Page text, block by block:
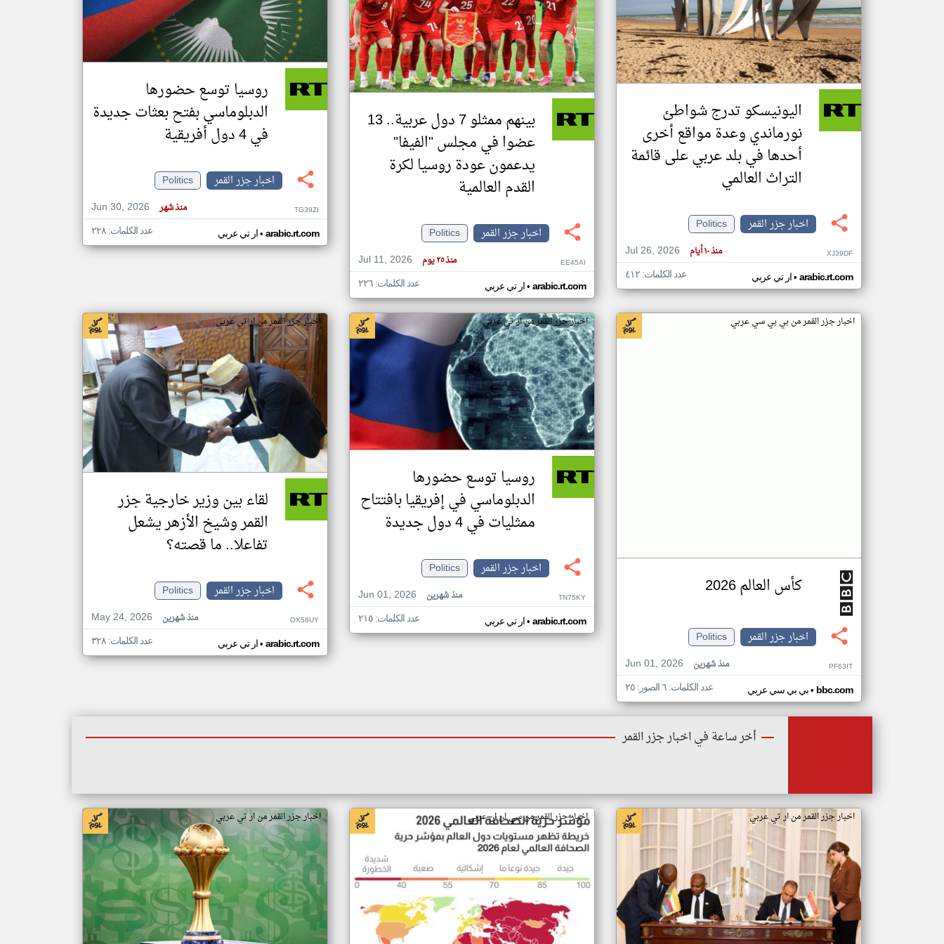
تغيير الدولة
اخبار جزر القمر على مدار الساعة
أهم اخبار جزر القمر العاجلة والمباشرة
اليونيسكو تدرج شواطئ
نورماندي وعدة مواقع أخرى
أحدها في بلد عربي على قائمة
التراث العالمي
اخبار جزر القمر
Politics
Jul 26, 2026
منذ ١٠ أيام XJ39DF
ار تي عربي• arabic.rt.com عدد الكلمات: ٤١٢
بينهم ممثلو 7 دول عربية.. 13
عضوا في مجلس "الفيفا"
يدعمون عودة روسيا لكرة
القدم العالمية
اخبار جزر القمر
Politics
Jul 11, 2026
منذ ٢٥ يوم EE45AI
ار تي عربي• arabic.rt.com عدد الكلمات: ٢٢٦
روسيا توسع حضورها
الدبلوماسي بفتح بعثات جديدة
في 4 دول أفريقية
اخبار جزر القمر
Politics
Jun 30, 2026
منذ شهر TG39ZI
ار تي عربي• arabic.rt.com عدد الكلمات: ٢٢٨
اخبار جزر القمر من بي بي سي عربي
كأس العالم 2026
اخبار جزر القمر
Politics
Jun 01, 2026
منذ شهرين PF63IT
بي بي سي عربي• bbc.com عدد الكلمات: ٦ الصور: ٢٥
اخبار جزر القمر من ار تي عربي
روسيا توسع حضورها
الدبلوماسي في إفريقيا بافتتاح
ممثليات في 4 دول جديدة
اخبار جزر القمر
Politics
Jun 01, 2026
منذ شهرين TN75KY
ار تي عربي• arabic.rt.com عدد الكلمات: ٢١٥
اخبار جزر القمر من ار تي عربي
لقاء بين وزير خارجية جزر
القمر وشيخ الأزهر يشعل
تفاعلا.. ما قصته؟
اخبار جزر القمر
Politics
May 24, 2026
منذ شهرين OX58UY
ار تي عربي• arabic.rt.com عدد الكلمات: ٣٢٨
أخر ساعة في اخبار جزر القمر
اخبار جزر القمر من ار تي عربي اخبار جزر القمر من سي ان ان عربي اخبار جزر القمر من ار تي عربي
klyoum.com